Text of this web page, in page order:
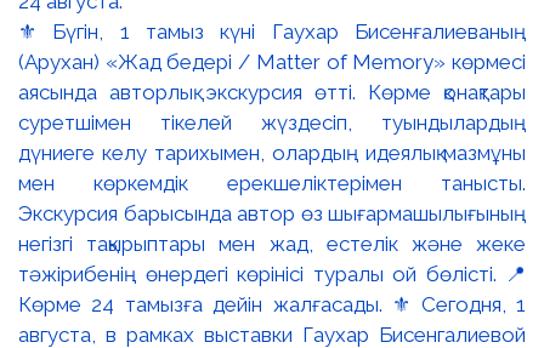
⚜️ Бүгін, 1 тамыз күні Гаухар Бисенғалиеваның
(Арухан) «Жад бедері / Matter of Memory» көрмесі
аясында авторлық экскурсия өтті. Көрме қонақтары
суретшімен тікелей жүздесіп, туындылардың
дүниеге келу тарихымен, олардың идеялық мазмұны
мен көркемдік ерекшеліктерімен танысты.
Экскурсия барысында автор өз шығармашылығының
негізгі тақырыптары мен жад, естелік және жеке
тәжірибенің өнердегі көрінісі туралы ой бөлісті. 📍
Көрме 24 тамызға дейін жалғасады. ⚜️ Сегодня, 1
августа, в рамках выставки Гаухар Бисенгалиевой